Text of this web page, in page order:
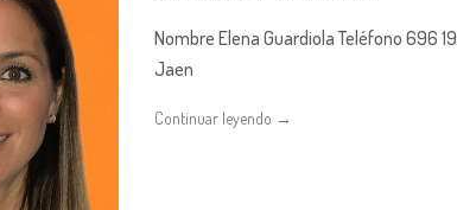
Nombre Elena Guardiola Teléfono 696
Jaen
Continuar leyendo →